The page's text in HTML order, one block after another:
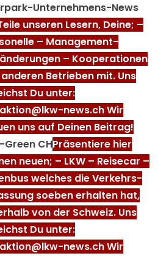
Unternehmens-News
unseren Lesern, Deine; –
– Management-
– Kooperationen
Betrieben mit. Uns
Du unter:
news.ch Wir
uns auf Deinen Beitrag!
Green CHPräsentiere hier
neuen; – LKW – Reisecar –
welches die Verkehrs-
soeben erhalten hat,
von der Schweiz. Uns
Du unter:
news.ch Wir